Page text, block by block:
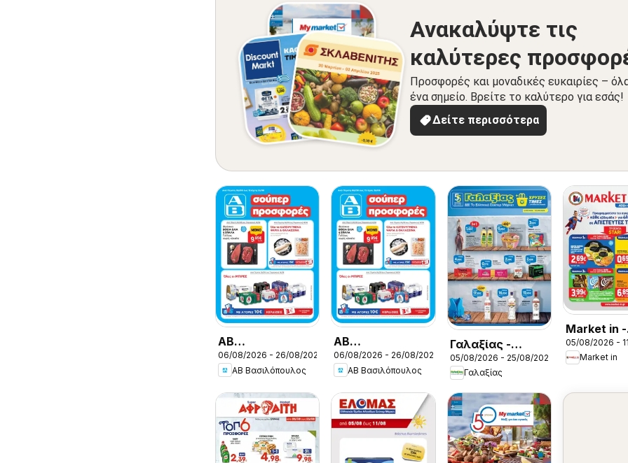
Ανακαλύψτε τις
καλύτερες
Προσφορές και μοναδικές ευκαιρίες –
ένα σημείο. Βρείτε το καλύτερο για εσάς!
Δείτε περισσότερα
ΑΒ
Βασιλόπουλος -
Προσφορές vol.3
06/08/2026 - 26/08/2026
ΑΒ Βασιλόπουλος
ΑΒ
Βασιλόπουλος -
Προσφορές vol.2
06/08/2026 - 26/08/2026
ΑΒ Βασιλόπουλος
Γαλαξίας -
Προσφορές
05/08/2026 - 25/08/2026
Γαλαξίας
Market in -
05/08/2026 -
Market in